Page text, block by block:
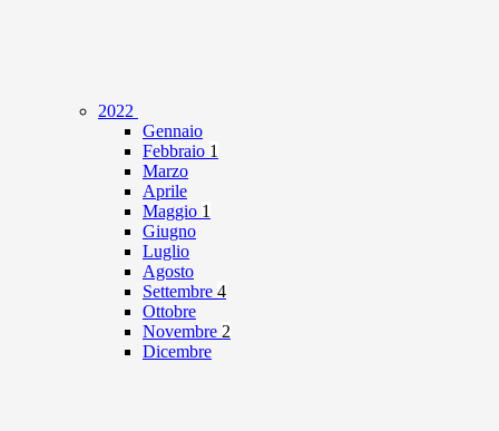
2022
Gennaio
Febbraio 1
Marzo
Aprile
Maggio 1
Giugno
Luglio
Agosto
Settembre 4
Ottobre
Novembre 2
Dicembre